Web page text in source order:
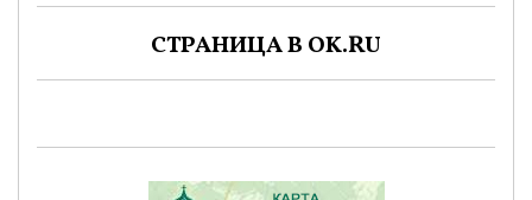
СТРАНИЦА В OK.RU